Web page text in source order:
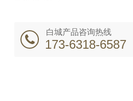
白城产品咨询热线
173-6318-6587